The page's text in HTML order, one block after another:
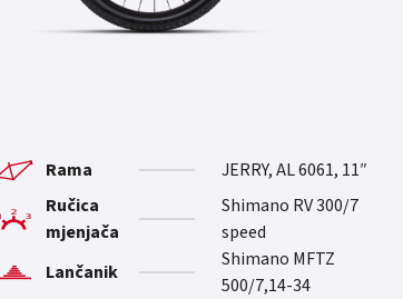
Rama JERRY, AL 6061, 11″
Ručica
mjenjača
Shimano RV 300/7
speed
Lančanik
Shimano MFTZ
500/7,14-34